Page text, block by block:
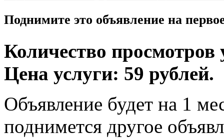
Поднимите это объявление на
Количество просмотров
Цена услуги: 59 рублей.
Объявление будет на 1
поднимется другое